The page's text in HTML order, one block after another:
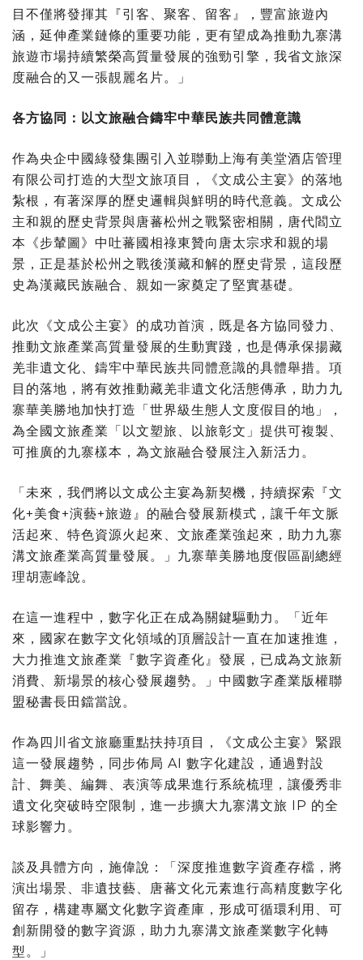
目不僅將發揮其 『引客、聚客、留客 』
，豐富旅遊內
涵，延伸產業鏈條的重要功能，更有望成為推動九寨溝
旅遊市場持續繁榮高質量發展的強勁引擎，我省文旅深
度融合的又一張靚麗名片。
」
各方協同：以文旅融合鑄牢中華民族共同體意識
作為央企中國綠發集團引入並聯動上海有美堂酒店管理
有限公司打造的大型文旅項目，《文成公主宴》的落地
紮根，有著深厚的歷史邏輯與鮮明的時代意義。文成公
主和親的歷史背景與唐蕃松州之戰緊密相關，唐代閻立
本《步輦圖》中吐蕃國相祿東贊向唐太宗求和親的場
景，正是基於松州之戰後漢藏和解的歷史背景，這段歷
史為漢藏民族融合、親如一家奠定了堅實基礎。
此次《文成公主宴》的成功首演，既是各方協同發力、
推動文旅產業高質量發展的生動實踐，也是傳承保揚藏
羌非遺文化、鑄牢中華民族共同體意識的具體舉措。項
目的落地，將有效推動藏羌非遺文化活態傳承，助力九
寨華美勝地加快打造「世界級生態人文度假目的地」，
為全國文旅產業「以文塑旅、以旅彰文」提供可複製、
可推廣的九寨樣本，為文旅融合發展注入新活力。
「未來，我們將以文成公主宴為新契機，持續探索 『文
化+美食+演藝+旅遊 』 的融合發展新模式，讓千年文脈
活起來、特色資源火起來、文旅產業強起來，助力九寨
溝文旅產業高質量發展。
」 九寨華美勝地度假區副總經
理胡憲峰說。
在這一進程中，數字化正在成為關鍵驅動力。「近年
來，國家在數字文化領域的頂層設計一直在加速推進，
大力推進文旅產業『數字資產化』發展，已成為文旅新
消費、新場景的核心發展趨勢。」中國數字產業版權聯
盟秘書長田鐺當說。
作為四川省文旅廳重點扶持項目，《文成公主宴》緊跟
這一發展趨勢，同步佈局 AI 數字化建設，通過對設
計、舞美、編舞、表演等成果進行系統梳理，讓優秀非
遺文化突破時空限制，進一步擴大九寨溝文旅 IP 的全
球影響力。
談及具體方向，施偉說：「深度推進數字資產存檔，將
演出場景、非遺技藝、唐蕃文化元素進行高精度數字化
留存，構建專屬文化數字資產庫，形成可循環利用、可
創新開發的數字資源，助力九寨溝文旅產業數字化轉
型。」